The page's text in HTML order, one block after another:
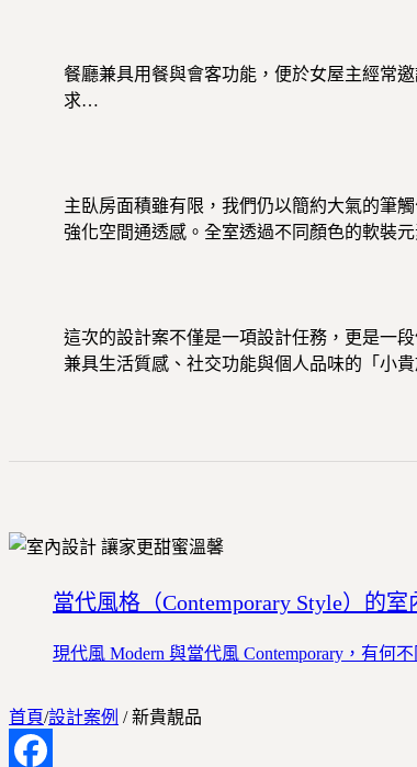
餐廳兼具用餐與會客功能，便於女屋主經常
求…
主臥房面積雖有限，我們仍以簡約大氣的筆
強化空間通透感。全室透過不同顏色的軟裝
這次的設計案不僅是一項設計任務，更是一
兼具生活質感、社交功能與個人品味的「小
當代風格（Contemporary Style）的
現代風 Modern 與當代風 Contemporary，有何不
首頁/設計案例 / 新貴靚品